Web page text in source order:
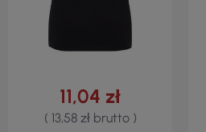
11,04 zł
( 13,58 zł brutto )